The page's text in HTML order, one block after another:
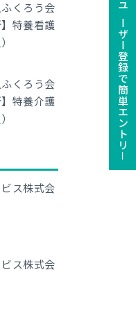
ユーザー登録で簡単エントリ－
くろう会
】特養看護
くろう会
】特養介護
ス株式会
ス株式会